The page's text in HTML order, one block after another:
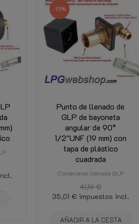
-15%
Punto de llenado de
GLP de bayoneta
angular de 90°
1/2"UNF (19 mm) con
tapa de plástico
cuadrada
Conexiones llenado GLP
41,19 €
35,01 € impuestos incl.
AÑADIR A LA CESTA